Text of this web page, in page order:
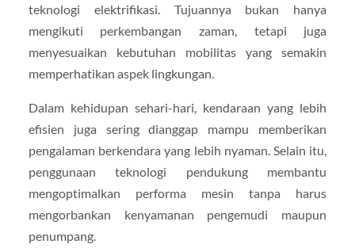
teknologi elektrifikasi. Tujuannya bukan hanya
mengikuti perkembangan zaman, tetapi juga
menyesuaikan kebutuhan mobilitas yang semakin
memperhatikan aspek lingkungan.
Dalam kehidupan sehari-hari, kendaraan yang lebih
efisien juga sering dianggap mampu memberikan
pengalaman berkendara yang lebih nyaman. Selain itu,
penggunaan teknologi pendukung membantu
mengoptimalkan performa mesin tanpa harus
mengorbankan kenyamanan pengemudi maupun
penumpang.